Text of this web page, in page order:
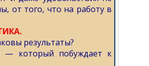
от того, что на работу в
результаты?
— который побуждает к